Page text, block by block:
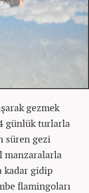
gezmek
günlük turlarla
süren gezi
manzaralarla
kadar gidip
flamingoları